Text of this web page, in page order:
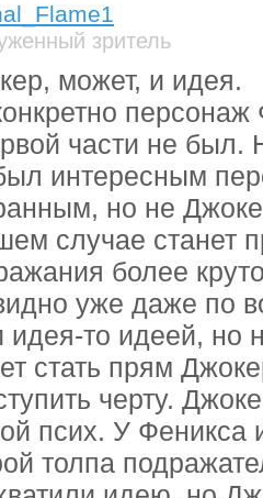
зритель
может, и идея.
части не был.
интересным
но не
случае станет
более
уже даже по
идея-то идеей, но
стать прям
черту.
псих. У Феникса
толпа